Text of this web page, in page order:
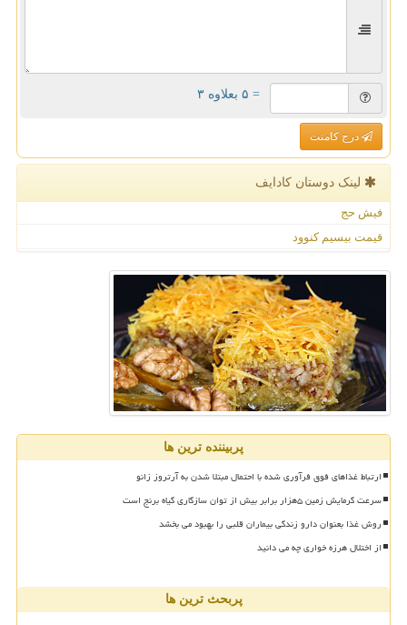
= ۵ بعلاوه ۳
درج کامنت
لینک دوستان كادایف
فیش حج
قیمت بیسیم کنوود
پربیننده ترین ها
ارتباط غذاهای فوق فرآوری شده با احتمال مبتلا شدن به آرتروز زانو
سرعت گرمایش زمین ۵هزار برابر بیش از توان سازگاری گیاه برنج است
روش غذا بعنوان دارو زندگی بیماران قلبی را بهبود می بخشد
از اختلال هرزه خواری چه می دانید
پربحث ترین ها